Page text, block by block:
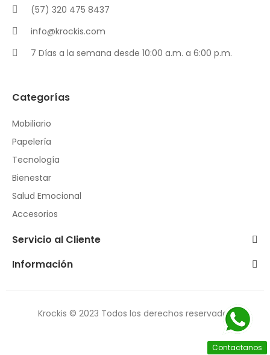
Contactanos
(57) 320 475 8437
info@krockis.com
7 Días a la semana desde 10:00 a.m. a 6:00 p.m.
Categorías
Mobiliario
Papelería
Tecnología
Bienestar
Salud Emocional
Accesorios
Servicio al Cliente
Información
Krockis © 2023 Todos los derechos reservados